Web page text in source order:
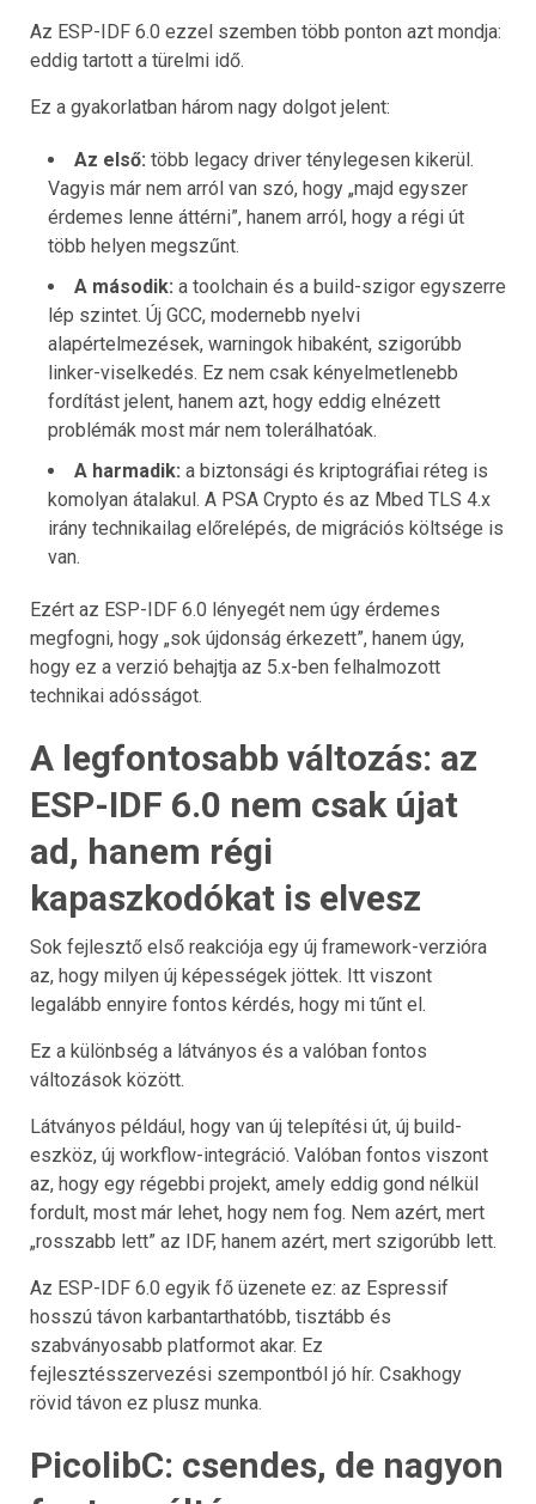
Az ESP-IDF 6.0 ezzel szemben több ponton azt mondja:
eddig tartott a türelmi idő.
Ez a gyakorlatban három nagy dolgot jelent:
Az első: több legacy driver ténylegesen kikerül.
Vagyis már nem arról van szó, hogy „majd egyszer
érdemes lenne áttérni”, hanem arról, hogy a régi út
több helyen megszűnt.
A második: a toolchain és a build-szigor egyszerre
lép szintet. Új GCC, modernebb nyelvi
alapértelmezések, warningok hibaként, szigorúbb
linker-viselkedés. Ez nem csak kényelmetlenebb
fordítást jelent, hanem azt, hogy eddig elnézett
problémák most már nem tolerálhatóak.
A harmadik: a biztonsági és kriptográfiai réteg is
komolyan átalakul. A PSA Crypto és az Mbed TLS 4.x
irány technikailag előrelépés, de migrációs költsége is
van.
Ezért az ESP-IDF 6.0 lényegét nem úgy érdemes
megfogni, hogy „sok újdonság érkezett”, hanem úgy,
hogy ez a verzió behajtja az 5.x-ben felhalmozott
technikai adósságot.
A legfontosabb változás: az
ESP-IDF 6.0 nem csak újat
ad, hanem régi
kapaszkodókat is elvesz
Sok fejlesztő első reakciója egy új framework-verzióra
az, hogy milyen új képességek jöttek. Itt viszont
legalább ennyire fontos kérdés, hogy mi tűnt el.
Ez a különbség a látványos és a valóban fontos
változások között.
Látványos például, hogy van új telepítési út, új build-
eszköz, új workflow-integráció. Valóban fontos viszont
az, hogy egy régebbi projekt, amely eddig gond nélkül
fordult, most már lehet, hogy nem fog. Nem azért, mert
„rosszabb lett” az IDF, hanem azért, mert szigorúbb lett.
Az ESP-IDF 6.0 egyik fő üzenete ez: az Espressif
hosszú távon karbantarthatóbb, tisztább és
szabványosabb platformot akar. Ez
fejlesztésszervezési szempontból jó hír. Csakhogy
rövid távon ez plusz munka.
PicolibC: csendes, de nagyon